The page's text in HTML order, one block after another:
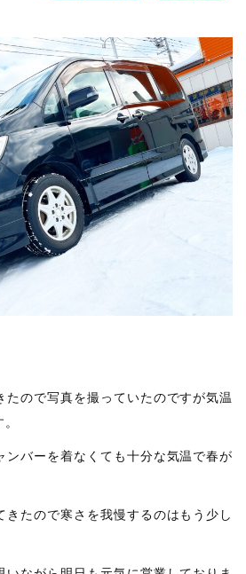
たので写真を撮っていたのですが気温
ンバーを着なくても十分な気温で春が
きたので寒さを我慢するのはもう少し